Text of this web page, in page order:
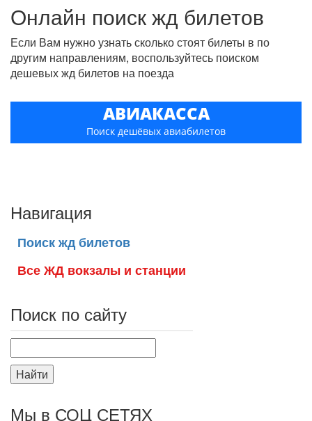
Онлайн поиск жд билетов
Если Вам нужно узнать сколько стоят билеты в по
другим направлениям, воспользуйтесь поиском
дешевых жд билетов на поезда
АВИАКАССА
Поиск дешёвых авиабилетов
Навигация
Поиск жд билетов
Все ЖД вокзалы и станции
Поиск по сайту
Найти
Мы в СОЦ СЕТЯХ